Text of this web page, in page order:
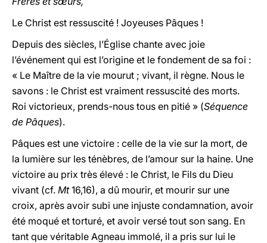
Le Christ est ressuscité ! Joyeuses Pâques !
Depuis des siècles, l’Église chante avec joie
l’événement qui est l’origine et le fondement de sa foi :
« Le Maître de la vie mourut ; vivant, il règne. Nous le
savons : le Christ est vraiment ressuscité des morts.
Roi victorieux, prends-nous tous en pitié » (Séquence
de Pâques).
Pâques est une victoire : celle de la vie sur la mort, de
la lumière sur les ténèbres, de l’amour sur la haine. Une
victoire au prix très élevé : le Christ, le Fils du Dieu
vivant (cf. Mt16,16), a dû mourir, et mourir sur une
croix, après avoir subi une injuste condamnation, avoir
été moqué et torturé, et avoir versé tout son sang. En
tant que véritable Agneau immolé, il a pris sur lui le